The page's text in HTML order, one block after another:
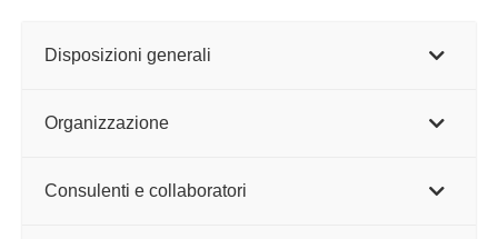
Disposizioni generali
Organizzazione
Consulenti e collaboratori